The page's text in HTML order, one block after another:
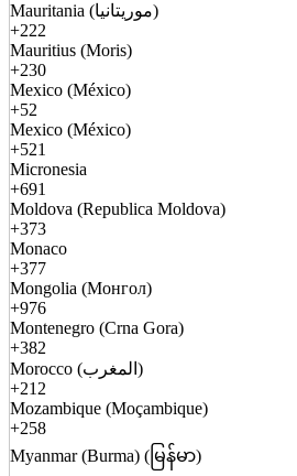
Mauritania (موريتانيا)
+222
Mauritius (Moris)
+230
Mexico (México)
+52
Mexico (México)
+521
Micronesia
+691
Moldova (Republica Moldova)
+373
Monaco
+377
Mongolia (Монгол)
+976
Montenegro (Crna Gora)
+382
Morocco (المغرب)
+212
Mozambique (Moçambique)
+258
Myanmar (Burma) (မြန်မာ)